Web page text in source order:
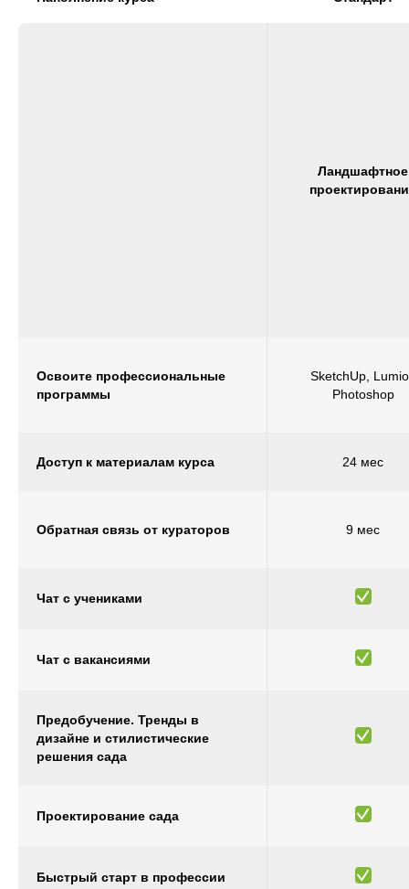
Ландшафтное
Освоите профессиональные
программы
SketchUp,
Photoshop
Доступ к материалам курса 24 мес
Обратная связь от кураторов 9 мес
Чат с учениками
Чат с вакансиями
Предобучение. Тренды в
дизайне и стилистические
решения сада
Проектирование сада
Быстрый старт в профессии